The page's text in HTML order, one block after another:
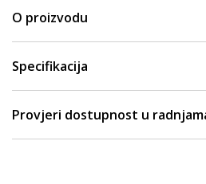
O proizvodu
Specifikacija
Provjeri dostupnost u